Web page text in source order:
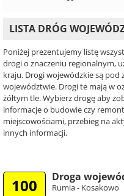
LISTA DRÓG
Poniżej prezentujemy listę
drogi o znaczeniu regionalnym,
kraju. Drogi wojewódzkie są
województwie. Drogi te mają w
żółtym tle. Wybierz drogę aby
informacje o budowie czy
miejscowościami, przebieg na
innych informacji.
100 Droga
Rumia - Kosakowo